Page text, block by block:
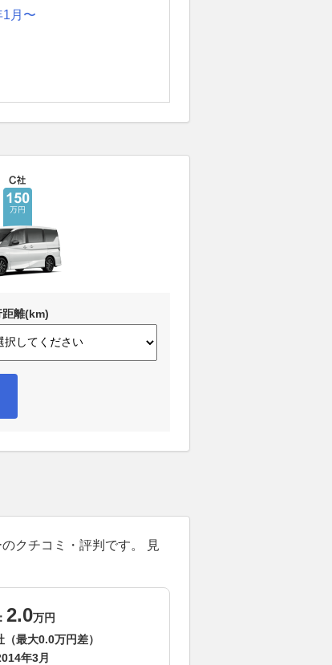
1月〜
距離(km)
クチコミ・評判です。 見
2.0万円
（最大0.0万円差）
年3月